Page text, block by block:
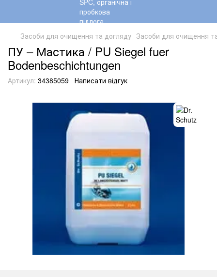
Засоби для очищення та догляду Засоби для очищення
ПУ – Мастика / PU Siegel fuer
Bodenbeschichtungen
Артикул: 34385059 Написати відгук